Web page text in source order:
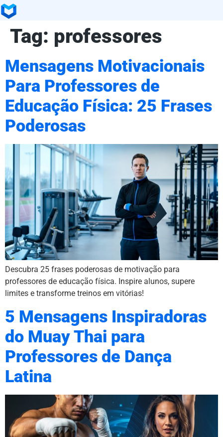
Tag: professores
Mensagens Motivacionais
Para Professores de
Educação Física: 25 Frases
Poderosas
Descubra 25 frases poderosas de motivação para
professores de educação física. Inspire alunos, supere
limites e transforme treinos em vitórias!
5 Mensagens Inspiradoras
do Muay Thai para
Professores de Dança
Latina